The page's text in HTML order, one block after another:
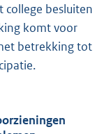
besluiten
komt voor
betrekking tot